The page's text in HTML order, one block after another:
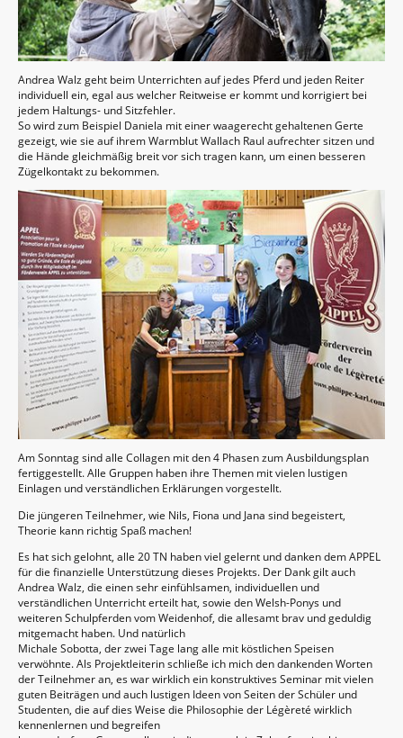
Andrea Walz geht beim Unterrichten auf jedes Pferd und jeden Reiter
individuell ein, egal aus welcher Reitweise er kommt und korrigiert bei
jedem Haltungs- und Sitzfehler.
So wird zum Beispiel Daniela mit einer waagerecht gehaltenen Gerte
gezeigt, wie sie auf ihrem Warmblut Wallach Raul aufrechter sitzen und
die Hände gleichmäßig breit vor sich tragen kann, um einen besseren
Zügelkontakt zu bekommen.
Am Sonntag sind alle Collagen mit den 4 Phasen zum Ausbildungsplan
fertiggestellt. Alle Gruppen haben ihre Themen mit vielen lustigen
Einlagen und verständlichen Erklärungen vorgestellt.
Die jüngeren Teilnehmer, wie Nils, Fiona und Jana sind begeistert,
Theorie kann richtig Spaß machen!
Es hat sich gelohnt, alle 20 TN haben viel gelernt und danken dem APPEL
für die finanzielle Unterstützung dieses Projekts. Der Dank gilt auch
Andrea Walz, die einen sehr einfühlsamen, individuellen und
verständlichen Unterricht erteilt hat, sowie den Welsh-Ponys und
weiteren Schulpferden vom Weidenhof, die allesamt brav und geduldig
mitgemacht haben. Und natürlich
Michale Sobotta, der zwei Tage lang alle mit köstlichen Speisen
verwöhnte. Als Projektleiterin schließe ich mich den dankenden Worten
der Teilnehmer an, es war wirklich ein konstruktives Seminar mit vielen
guten Beiträgen und auch lustigen Ideen von Seiten der Schüler und
Studenten, die auf dies Weise die Philosophie der Légèreté wirklich
kennenlernen und begreifen